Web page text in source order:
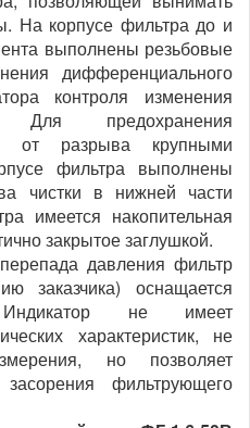
На корпусе фильтра до и
выполнены резьбовые
дифференциального
контроля изменения
Для предохранения
от разрыва крупными
фильтра выполнены
чистки в нижней части
имеется накопительная
закрытое заглушкой.
давления фильтр
заказчика) оснащается
не имеет
характеристик, не
но позволяет
засорения фильтрующего